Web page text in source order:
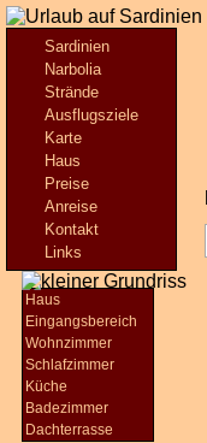
Sardinien
Narbolia
Strände
Ausflugsziele
Karte
Haus
Preise
Anreise
Kontakt
Links
Haus
Eingangsbereich
Wohnzimmer
Schlafzimmer
Küche
Badezimmer
Dachterrasse